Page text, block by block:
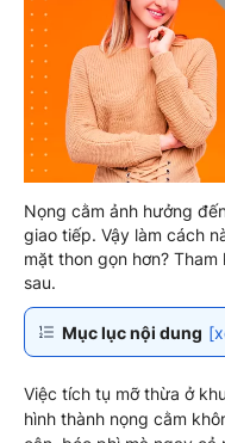
Nọng cằm ảnh hưởng
giao tiếp. Vậy làm cách
mặt thon gọn hơn?
sau.
Mục lục nội dung
Việc tích tụ mỡ thừa ở
hình thành nọng cằm